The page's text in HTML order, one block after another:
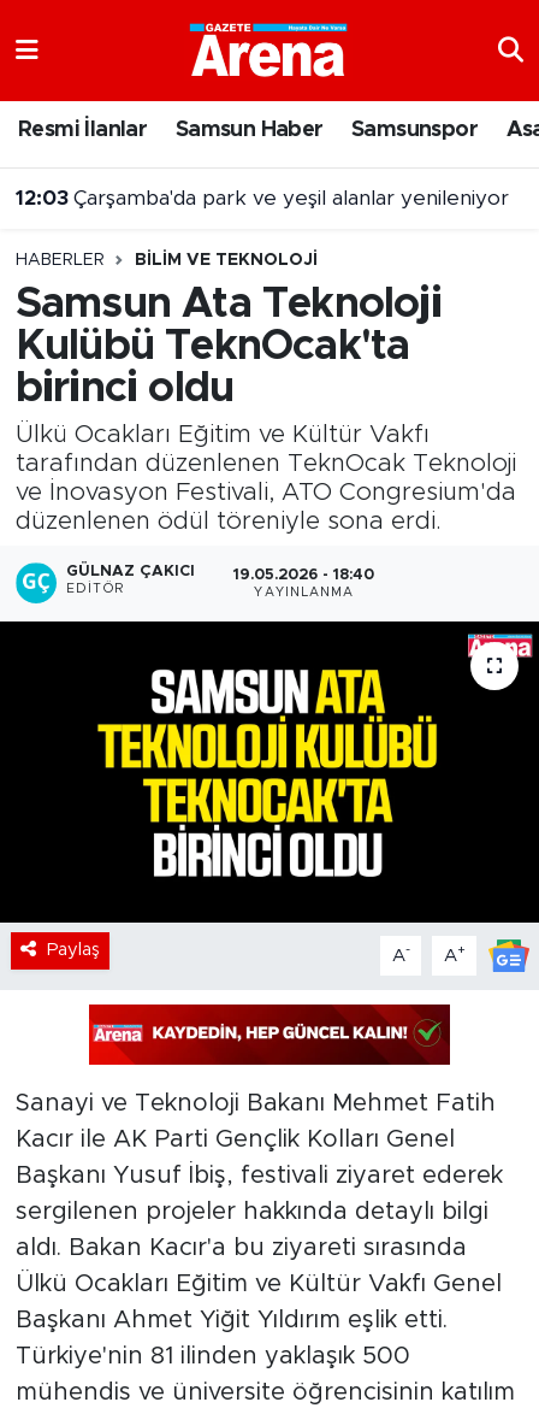
Resmi İlanlar Samsun Haber Samsunspor
12:03 Çarşamba'da park ve yeşil alanlar yenileniyor
HABERLER BILIM VE TEKNOLOJI
Samsun Ata Teknoloji
Kulübü TeknOcak'ta
birinci oldu
Ülkü Ocakları Eğitim ve Kültür Vakfı
tarafından düzenlenen TeknOcak Teknoloji
ve İnovasyon Festivali, ATO Congresium'da
düzenlenen ödül töreniyle sona erdi.
GÜLNAZ ÇAKICI
EDITÖR
19.05.2026 - 18:40
YAYINLANMA
Paylaş A- A+
Sanayi ve Teknoloji Bakanı Mehmet Fatih
Kacır ile AK Parti Gençlik Kolları Genel
Başkanı Yusuf İbiş, festivali ziyaret ederek
sergilenen projeler hakkında detaylı bilgi
aldı. Bakan Kacır'a bu ziyareti sırasında
Ülkü Ocakları Eğitim ve Kültür Vakfı Genel
Başkanı Ahmet Yiğit Yıldırım eşlik etti.
Türkiye'nin 81 ilinden yaklaşık 500
mühendis ve üniversite öğrencisinin katılım
Samsun Namaz Vakitleri
Süper Lig Puan Durumu ve Fikstür
Tüm Manşetler
Son Dakika Haberleri
Haber Arşivi